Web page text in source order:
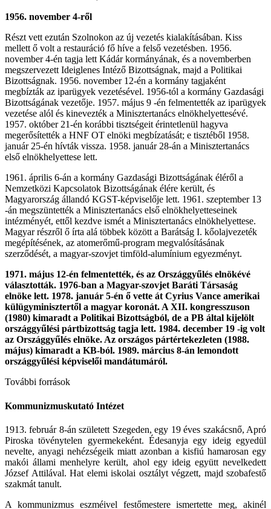
1956. november 4-ről
Részt vett ezután Szolnokon az új vezetés kialakításában. Kiss
mellett ő volt a restauráció fő híve a felső vezetésben. 1956.
november 4-én tagja lett Kádár kormányának, és a novemberben
megszervezett Ideiglenes Intéző Bizottságnak, majd a Politikai
Bizottságnak. 1956. november 12-én a kormány tagjaként
megbízták az iparügyek vezetésével. 1956-tól a kormány Gazdasági
Bizottságának vezetője. 1957. május 9 -én felmentették az iparügyek
vezetése alól és kinevezték a Minisztertanács elnökhelyettesévé.
1957. október 21-én korábbi tisztségeit érintetlenül hagyva
megerősítették a HNF OT elnöki megbízatását; e tisztéből 1958.
január 25-én hívták vissza. 1958. január 28-án a Minisztertanács
első elnökhelyettese lett.
1961. április 6-án a kormány Gazdasági Bizottságának éléről a
Nemzetközi Kapcsolatok Bizottságának élére került, és
Magyarország állandó KGST-képviselője lett. 1961. szeptember 13
-án megszüntették a Minisztertanács első elnökhelyetteseinek
intézményét, ettől kezdve ismét a Minisztertanács elnökhelyettese.
Magyar részről ő írta alá többek között a Barátság I. kőolajvezeték
megépítésének, az atomerőmű-program megvalósításának
szerződését, a magyar-szovjet timföld-alumínium egyezményt.
1971. május 12-én felmentették, és az Országgyűlés elnökévé
választották. 1976-ban a Magyar-szovjet Baráti Társaság
elnöke lett. 1978. január 5-én ő vette át Cyrius Vance amerikai
külügyminisztertől a magyar koronát. A XII. kongresszuson
(1980) kimaradt a Politikai Bizottságból, de a PB által kijelölt
országgyűlési pártbizottság tagja lett. 1984. december 19 -ig volt
az Országgyűlés elnöke. Az országos pártértekezleten (1988.
május) kimaradt a KB-ból. 1989. március 8-án lemondott
országgyűlési képviselői mandátumáról.
További források
Kommunizmuskutató Intézet
1913. február 8-án született Szegeden, egy 19 éves szakácsnő, Apró
Piroska tövénytelen gyermekeként. Édesanyja egy ideig egyedül
nevelte, anyagi nehézségeik miatt azonban a kisfiú hamarosan egy
makói állami menhelyre került, ahol egy ideig együtt nevelkedett
József Attilával. Hat elemi iskolai osztályt végzett, majd szobafestő
szakmát tanult.
A kommunizmus eszméivel festőmestere ismertette meg, akinél